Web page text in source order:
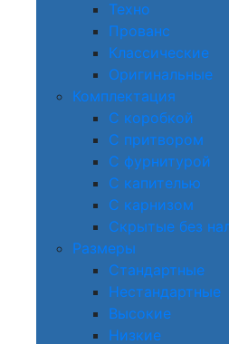
Техно
Прованс
Классические
Оригинальные
Комплектация
С коробкой
С притвором
С фурнитурой
С капителью
С карнизом
Скрытые без
Размеры
Стандартные
Нестандартные
Высокие
Низкие